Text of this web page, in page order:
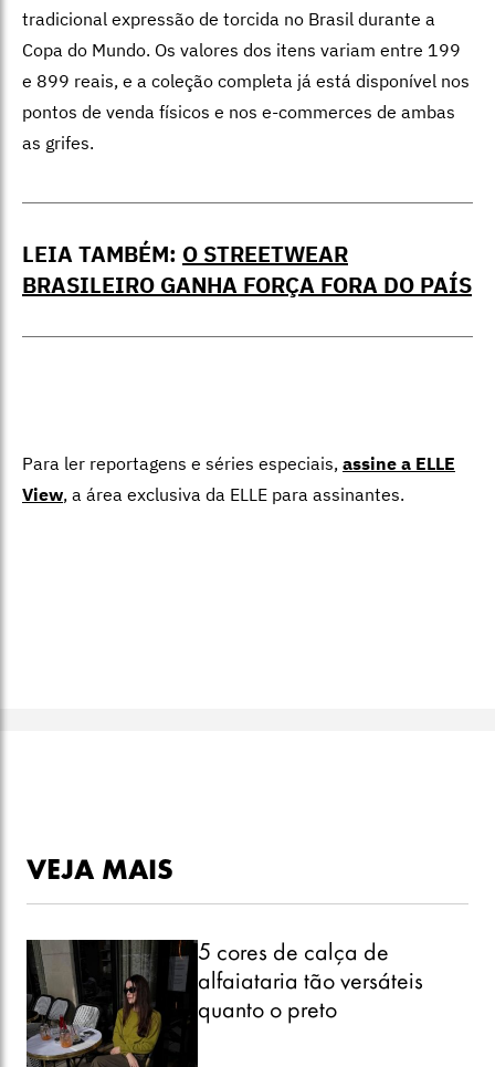
tradicional expressão de torcida no Brasil durante a
Copa do Mundo. Os valores dos itens variam entre 199
e 899 reais, e a coleção completa já está disponível nos
pontos de venda físicos e nos e-commerces de ambas
as grifes.
LEIA TAMBÉM: O STREETWEAR
BRASILEIRO GANHA FORÇA FORA DO PAÍS
Para ler reportagens e séries especiais, assine a ELLE
View, a área exclusiva da ELLE para assinantes.
VEJA MAIS
5 cores de calça de
alfaiataria tão versáteis
quanto o preto